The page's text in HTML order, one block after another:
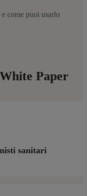
come puoi usarlo
Paper
sanitari